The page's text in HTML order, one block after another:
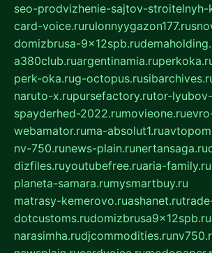
seo-prodvizhenie-sajtov-stroitelnyh-
card-voice.rurulonnyygazon177.ru
domizbrusa-9x12spb.ru
a380club.ruargentinamia.ru
perk-oka.rug-octopus.ru
naruto-x.rupursefactory.rutor-
spayderhed-2022.rumovieone.ru
webamator.ruma-absolut1.ru
nv-750.runews-plain.runertansaga.ru
dizfiles.ruyoutubefree.ruaria-family.ru
planeta-samara.rumysmartbuy.ru
matrasy-kemerovo.ruashanet.ru
dotcustoms.rudomizbrusa9x12spb.ru
narasimha.rudjcommodities.ru